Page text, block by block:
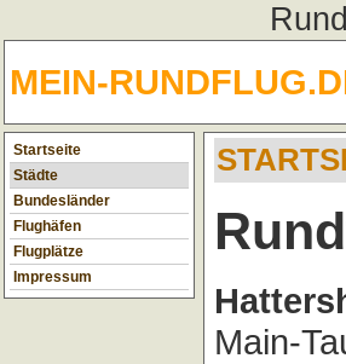
MEIN-
Startseite
Städte
Bundesländer
Flughäfen
Flugplätze
Impressum
Main-